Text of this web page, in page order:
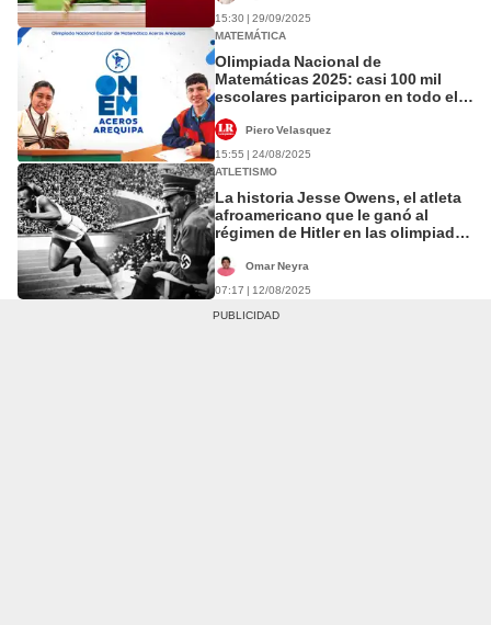
15:30 | 29/09/2025
MATEMÁTICA
Olimpiada Nacional de
Matemáticas 2025: casi 100 mil
escolares participaron en todo el
Piero Velasquez
15:55 | 24/08/2025
ATLETISMO
La historia Jesse Owens, el atleta
afroamericano que le ganó al
régimen de Hitler en las olimpiadas
Omar Neyra
07:17 | 12/08/2025